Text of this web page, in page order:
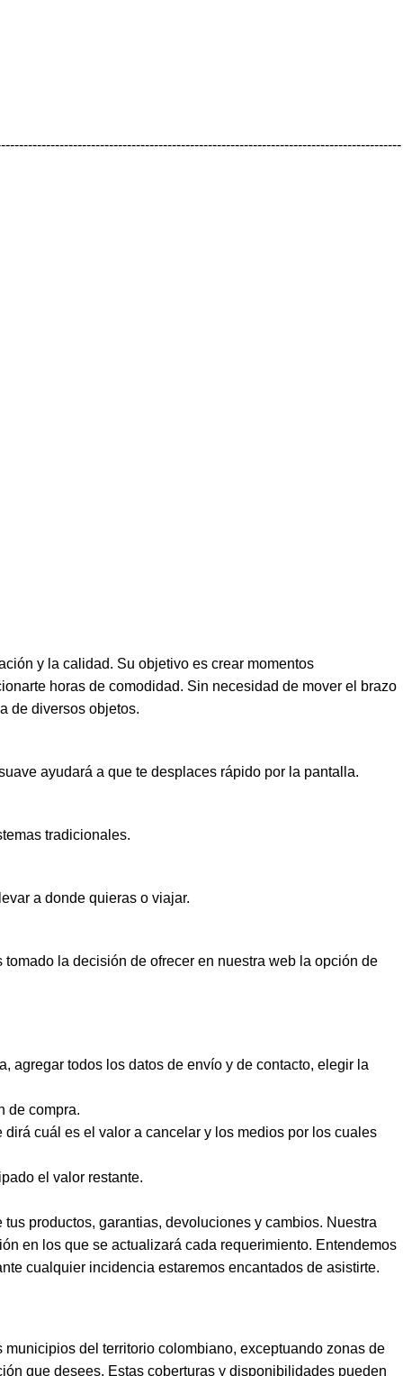
y la calidad. Su objetivo es crear momentos
horas de comodidad. Sin necesidad de mover el brazo
de diversos objetos.
ayudará a que te desplaces rápido por la pantalla.
tradicionales.
a donde quieras o viajar.
la decisión de ofrecer en nuestra web la opción de
agregar todos los datos de envío y de contacto, elegir la
de compra.
cuál es el valor a cancelar y los medios por los cuales
el valor restante.
productos, garantias, devoluciones y cambios. Nuestra
en los que se actualizará cada requerimiento. Entendemos
cualquier incidencia estaremos encantados de asistirte.
del territorio colombiano, exceptuando zonas de
que desees. Estas coberturas y disponibilidades pueden